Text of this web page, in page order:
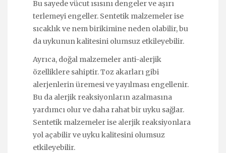
Bu sayede vücut ısısını dengeler ve aşırı
terlemeyi engeller. Sentetik malzemeler ise
sıcaklık ve nem birikimine neden olabilir, bu
da uykunun kalitesini olumsuz etkileyebilir.
Ayrıca, doğal malzemeler anti-alerjik
özelliklere sahiptir. Toz akarları gibi
alerjenlerin üremesi ve yayılması engellenir.
Bu da alerjik reaksiyonların azalmasına
yardımcı olur ve daha rahat bir uyku sağlar.
Sentetik malzemeler ise alerjik reaksiyonlara
yol açabilir ve uyku kalitesini olumsuz
etkileyebilir.